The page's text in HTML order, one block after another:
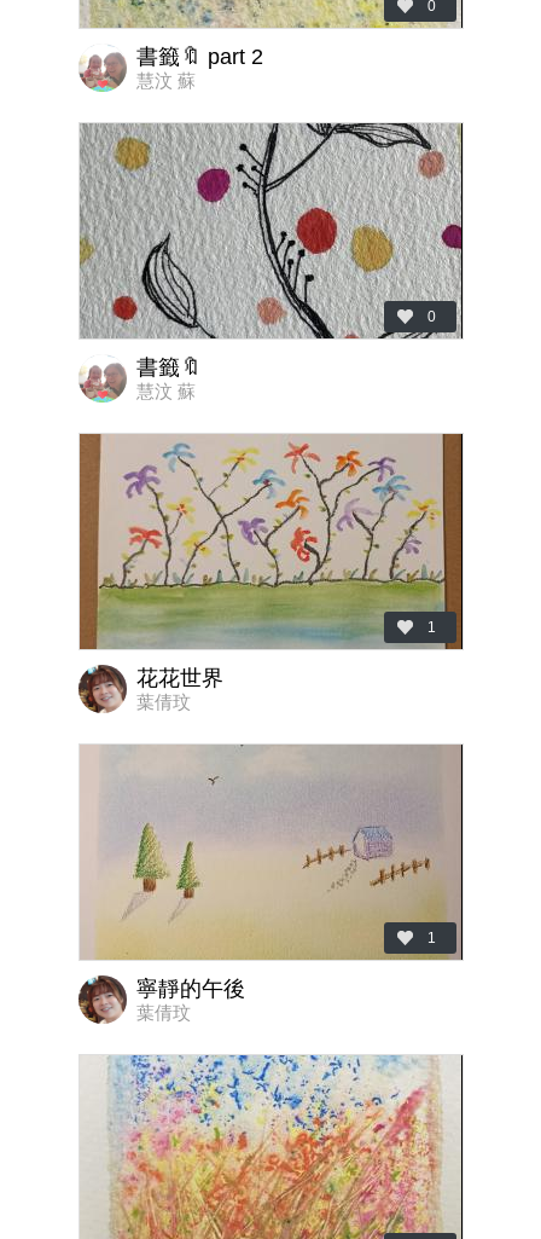
0
書籤🔖 part 2
慧汶 蘇
0
書籤🔖
慧汶 蘇
1
花花世界
葉倩玟
1
寧靜的午後
葉倩玟